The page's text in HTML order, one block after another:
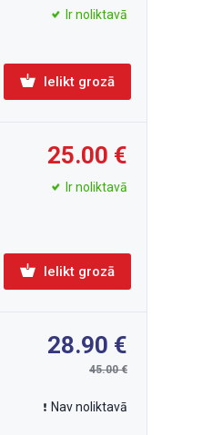
Ir noliktavā
Ielikt grozā
25.00
Ir noliktavā
Ielikt grozā
28.90
45.00
Nav noliktavā